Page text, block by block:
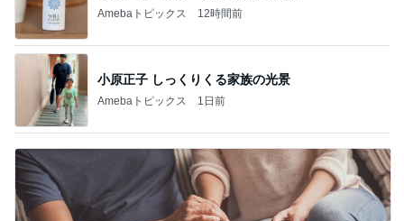
Amebaトピックス 12時間前
小原正子 しっくりくる家族の光景
Amebaトピックス 1日前